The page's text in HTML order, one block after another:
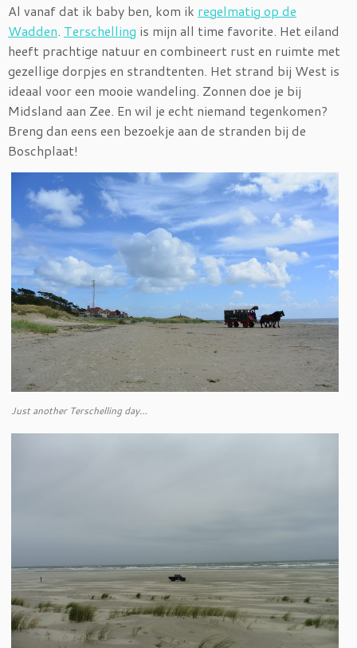
Al vanaf dat ik baby ben, kom ik regelmatig op de
Wadden. Terschelling is mijn all time favorite. Het eiland
heeft prachtige natuur en combineert rust en ruimte met
gezellige dorpjes en strandtenten. Het strand bij West is
ideaal voor een mooie wandeling. Zonnen doe je bij
Midsland aan Zee. En wil je echt niemand tegenkomen?
Breng dan eens een bezoekje aan de stranden bij de
Boschplaat!
Just another Terschelling day…